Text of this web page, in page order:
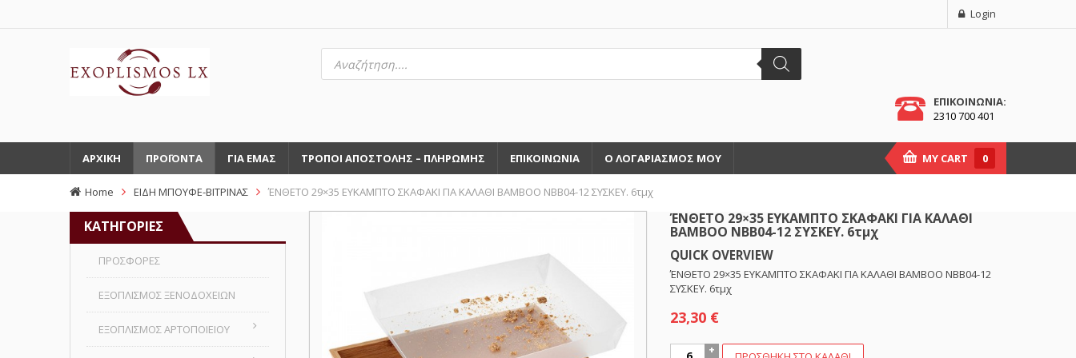
Login
Αναζήτηση
προϊόντων
ΕΠΙΚΟΙΝΩΝΙΑ:
2310 700 401
ΑΡΧΙΚΗ ΠΡΟΪΟΝΤΑ ΓΙΑ ΕΜΑΣ ΤΡΟΠΟΙ ΑΠΟΣΤΟΛΗΣ – ΠΛΗΡΩΜΗΣ ΕΠΙΚΟΙΝΩΝΙΑ Ο ΛΟΓΑΡΙΑΣΜΟΣ ΜΟΥ MY CART 0
Home ΕΙΔΗ ΜΠΟΥΦΕ-ΒΙΤΡΙΝΑΣ ΈΝΘΕΤΟ 29×35 ΕΥΚΑΜΠΤΟ ΣΚΑΦΑΚΙ ΓΙΑ ΚΑΛΑΘΙ BAMBOO NBB04-12 ΣΥΣΚΕΥ. 6τμχ
ΚΑΤΗΓΟΡΙΕΣ
ΠΡΟΣΦΟΡΕΣ
ΕΞΟΠΛΙΣΜΟΣ ΞΕΝΟΔΟΧΕΙΩΝ
ΕΞΟΠΛΙΣΜΟΣ ΑΡΤΟΠΟΙΕΙΟΥ
ΈΝΘΕΤΟ 29×35 ΕΥΚΑΜΠΤΟ ΣΚΑΦΑΚΙ ΓΙΑ ΚΑΛΑΘΙ
BAMBOO NBB04-12 ΣΥΣΚΕΥ. 6τμχ
QUICK OVERVIEW
ΈΝΘΕΤΟ 29×35 ΕΥΚΑΜΠΤΟ ΣΚΑΦΑΚΙ ΓΙΑ ΚΑΛΑΘΙ BAMBOO NBB04-12
ΣΥΣΚΕΥ. 6τμχ
23,30 €
ΈΝΘΕΤΟ